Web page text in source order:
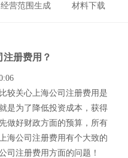
经营范围生成 材料下载
注册费用？
关心上海公司注册费用是
是为了降低投资成本，获得
做好财政方面的预算，所有
海公司注册费用有个大致的
司注册费用方面的问题！